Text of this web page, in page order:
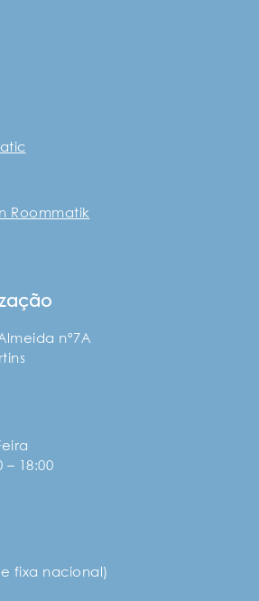
Roommatik
nº7A
– 18:00
fixa nacional)